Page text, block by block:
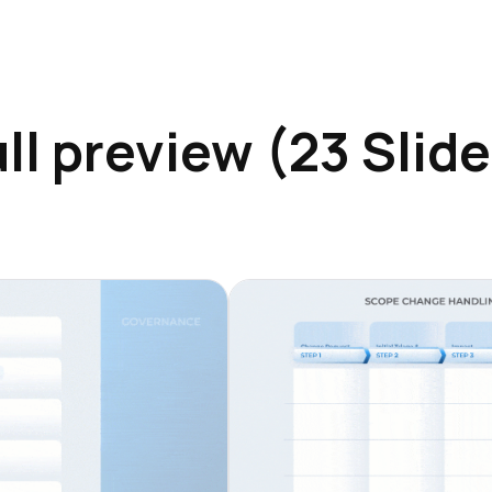
preview (23